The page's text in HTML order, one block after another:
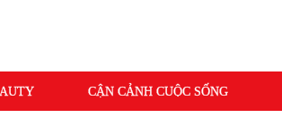
CẬN CẢNH CUỘC SỐNG